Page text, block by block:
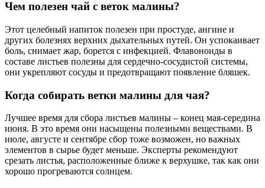
Чем полезен чай с веток малины?
Этот целебный напиток полезен при простуде, ангине и
других болезнях верхних дыхательных путей. Он успокаивает
боль, снимает жар, борется с инфекцией. Флавоноиды в
составе листьев полезны для сердечно-сосудистой системы,
они укрепляют сосуды и предотвращают появление бляшек.
Когда собирать ветки малины для чая?
Лучшее время для сбора листьев малины – конец мая-середина
июня. В это время они насыщены полезными веществами. В
июле, августе и сентябре сбор тоже возможен, но важных
элементов в сырье будет меньше. Эксперты рекомендуют
срезать листья, расположенные ближе к верхушке, так как они
хорошо прогреваются солнцем.